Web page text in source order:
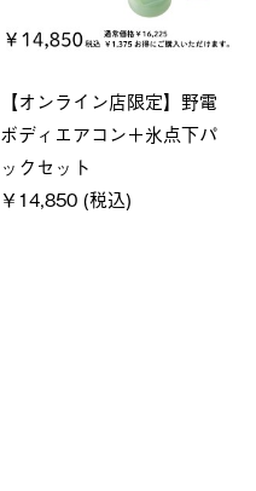
【オンライン店限定】野電
ボディエアコン＋氷点下パ
ックセット
￥14,850 (税込)